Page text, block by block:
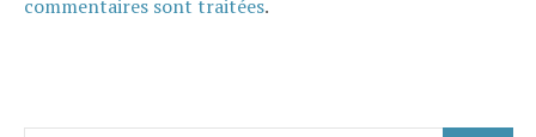
commentaires sont traitées.